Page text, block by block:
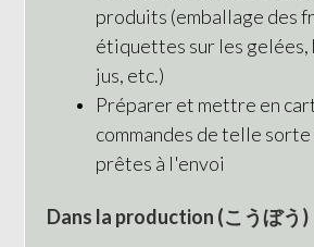
produits (emballage des
étiquettes sur les
jus, etc.)
Préparer et mettre en
commandes de telle
prêtes à l'envoi
Dans la production (こうぼう)